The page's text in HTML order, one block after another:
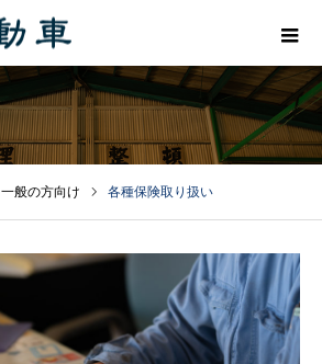
一般の方向け 各種保険取り扱い